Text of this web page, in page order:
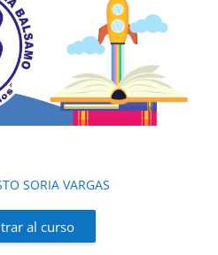
SORIA VARGAS
al curso